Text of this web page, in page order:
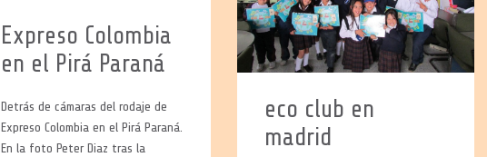
Expreso Colombia
en el Pirá Paraná
Detrás de cámaras del rodaje de
Expreso Colombia en el Pirá Paraná.
En la foto Peter Diaz tras la
eco club en
madrid